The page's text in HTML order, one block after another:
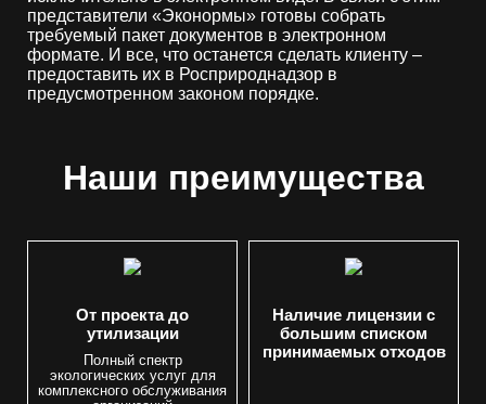
представители «Эконормы» готовы собрать
требуемый пакет документов в электронном
формате. И все, что останется сделать клиенту –
предоставить их в Росприроднадзор в
предусмотренном законом порядке.
Наши преимущества
От проекта до
утилизации
Полный спектр
экологических услуг для
комплексного обслуживания
Наличие лицензии с
большим списком
принимаемых отходов